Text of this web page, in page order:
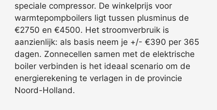
speciale compressor. De winkelprijs voor
warmtepompboilers ligt tussen plusminus de
€2750 en €4500. Het stroomverbruik is
aanzienlijk: als basis neem je +/- €390 per 365
dagen. Zonnecellen samen met de elektrische
boiler verbinden is het ideaal scenario om de
energierekening te verlagen in de provincie
Noord-Holland.